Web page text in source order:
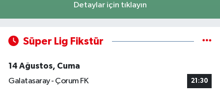
Detaylar için tıklayın
Süper Lig Fikstür
14 Ağustos, Cuma
Galatasaray - Çorum FK
21:30